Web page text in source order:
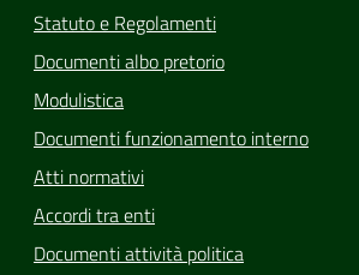
Statuto e Regolamenti
Documenti albo pretorio
Modulistica
Documenti funzionamento interno
Atti normativi
Accordi tra enti
Documenti attività politica